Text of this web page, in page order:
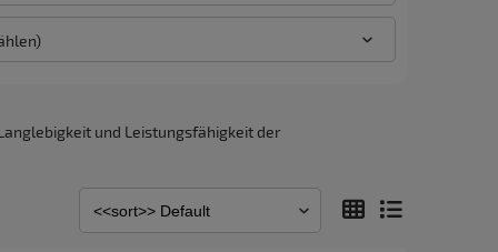
und Leistungsfähigkeit der